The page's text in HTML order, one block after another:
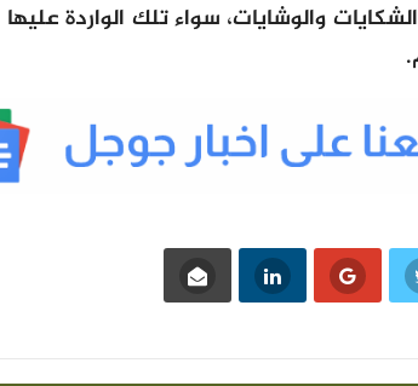
والوشايات، سواء تلك الواردة